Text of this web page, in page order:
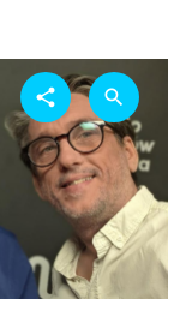
share search